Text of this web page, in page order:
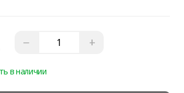
− +
в наличии